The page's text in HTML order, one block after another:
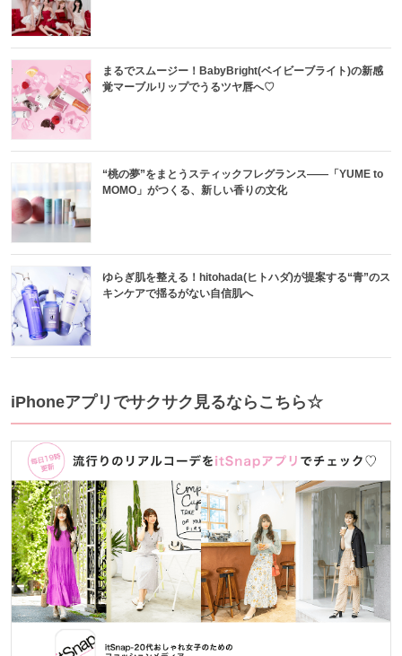
まるでスムージー！BabyBright(ベイビーブライト)の新感
覚マーブルリップでうるツヤ唇へ♡
“桃の夢”をまとうスティックフレグランス——「YUME to
MOMO」がつくる、新しい香りの文化
ゆらぎ肌を整える！hitohada(ヒトハダ)が提案する“青”のス
キンケアで揺るがない自信肌へ
iPhoneアプリでサクサク見るならこちら☆